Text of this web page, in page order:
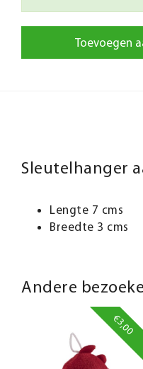
Toevoegen
Sleutelhanger
Lengte 7 cms
Breedte 3 cms
Andere
€3,00